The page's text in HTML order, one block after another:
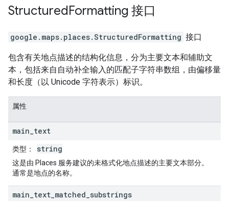
StructuredFormatting 接口
google.maps.places.StructuredFormatting 接口
包含有关地点描述的结构化信息，分为主要文本和辅助文
本，包括来自自动补全输入的匹配子字符串数组，由偏移量
和长度（以 Unicode 字符表示）标识。
属性
main text
类型 ： string
这是由 Places 服务建议的未格式化地点描述的主要文本部分。
通常是地点的名称。
main text matched substrings